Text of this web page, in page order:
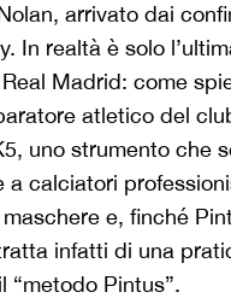
arrivato dai
In realtà è solo
Madrid: come
atletico del
uno strumento che
a calciatori
e, finché
infatti di una
“metodo Pintus”.